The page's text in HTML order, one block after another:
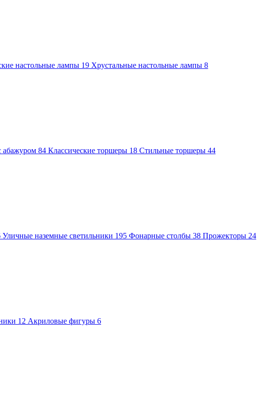
настольные лампы 19 Хрустальные настольные лампы 8
абажуром 84 Классические торшеры 18 Стильные торшеры 44
Уличные наземные светильники 195 Фонарные столбы 38 Прожекторы 24
12 Акриловые фигуры 6